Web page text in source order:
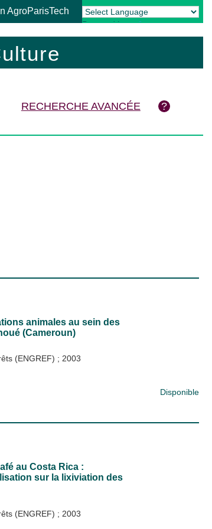
AgroParisTech
Powered by Translate
RECHERCHE AVANCÉE
animales au sein des
(Cameroun)
(ENGREF) ; 2003
Disponible
au Costa Rica :
sur la lixiviation des
(ENGREF) ; 2003